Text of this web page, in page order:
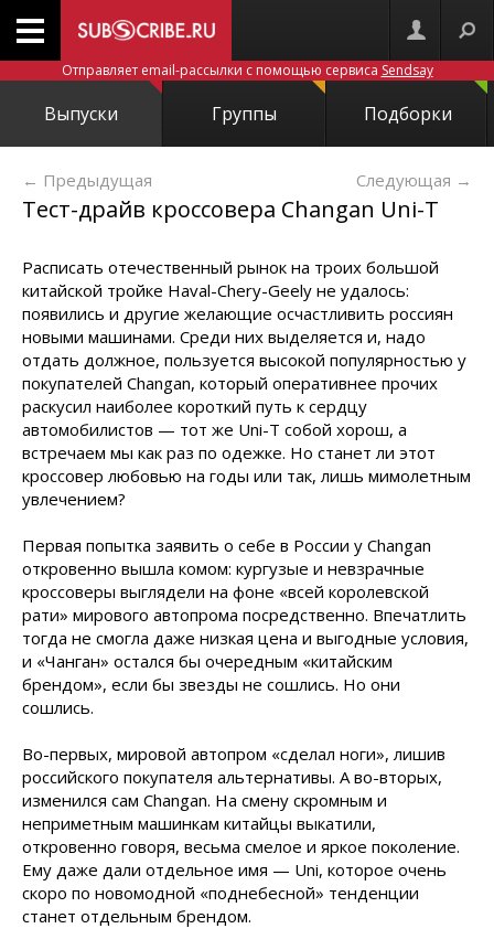
Отправляет email-рассылки с помощью сервиса Sendsay
Выпуски Группы Подборки
← Предыдущая Следующая →
Тест-драйв кроссовера Changan Uni-T
Расписать отечественный рынок на троих большой
китайской тройке Haval-Chery-Geely не удалось:
появились и другие желающие осчастливить россиян
новыми машинами. Среди них выделяется и, надо
отдать должное, пользуется высокой популярностью у
покупателей Changan, который оперативнее прочих
раскусил наиболее короткий путь к сердцу
автомобилистов — тот же Uni-T собой хорош, а
встречаем мы как раз по одежке. Но станет ли этот
кроссовер любовью на годы или так, лишь мимолетным
увлечением?
Первая попытка заявить о себе в России у Changan
откровенно вышла комом: кургузые и невзрачные
кроссоверы выглядели на фоне «всей королевской
рати» мирового автопрома посредственно. Впечатлить
тогда не смогла даже низкая цена и выгодные условия,
и «Чанган» остался бы очередным «китайским
брендом», если бы звезды не сошлись. Но они
сошлись.
Во-первых, мировой автопром «сделал ноги», лишив
российского покупателя альтернативы. А во-вторых,
изменился сам Changan. На смену скромным и
неприметным машинкам китайцы выкатили,
откровенно говоря, весьма смелое и яркое поколение.
Ему даже дали отдельное имя — Uni, которое очень
скоро по новомодной «поднебесной» тенденции
станет отдельным брендом.